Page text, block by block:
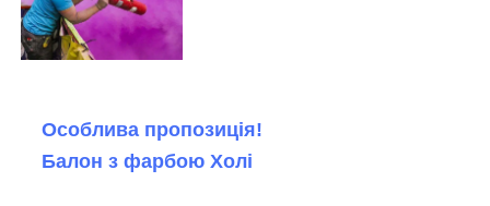
Особлива пропозиція!
Балон з фарбою Холі